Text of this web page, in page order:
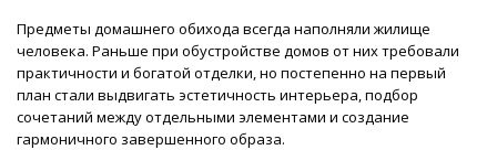
Предметы домашнего обихода всегда наполняли жилище
человека. Раньше при обустройстве домов от них требовали
практичности и богатой отделки, но постепенно на первый
план стали выдвигать эстетичность интерьера, подбор
сочетаний между отдельными элементами и создание
гармоничного завершенного образа.